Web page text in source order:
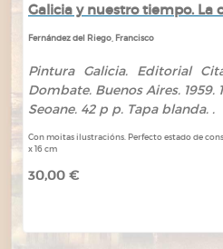
Galicia y nuestro tiempo. La
Fernández del Riego, Francisco
Pintura Galicia. Editorial
Dombate. Buenos Aires. 1959.
Seoane. 42 p p. Tapa blanda. .
Con moitas ilustracións. Perfecto estado de
x 16 cm
30,00 €